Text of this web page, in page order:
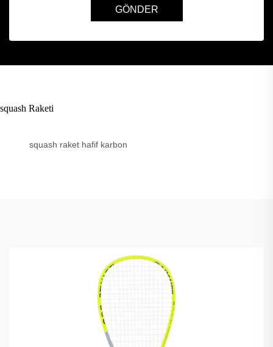
GÖNDER
squash Raketi
squash raket hafif karbon